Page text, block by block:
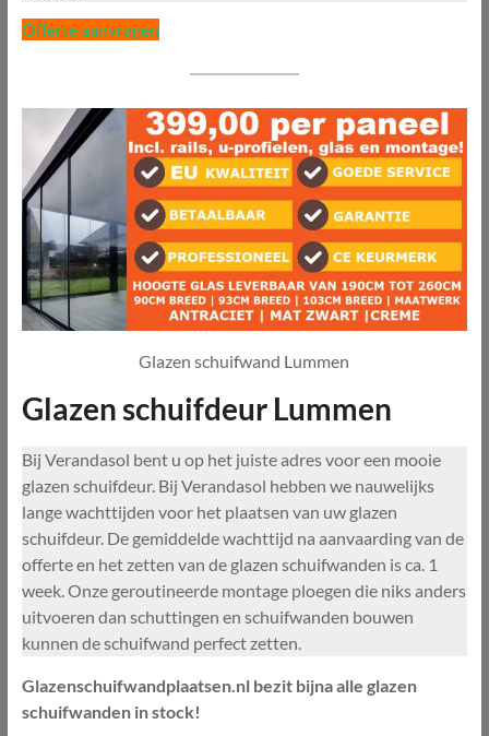
Offerte aanvragen
Glazen schuifwand Lummen
Glazen schuifdeur Lummen
Bij Verandasol bent u op het juiste adres voor een mooie
glazen schuifdeur. Bij Verandasol hebben we nauwelijks
lange wachttijden voor het plaatsen van uw glazen
schuifdeur. De gemiddelde wachttijd na aanvaarding van de
offerte en het zetten van de glazen schuifwanden is ca. 1
week. Onze geroutineerde montage ploegen die niks anders
uitvoeren dan schuttingen en schuifwanden bouwen
kunnen de schuifwand perfect zetten.
Glazenschuifwandplaatsen.nl bezit bijna alle glazen
schuifwanden in stock!